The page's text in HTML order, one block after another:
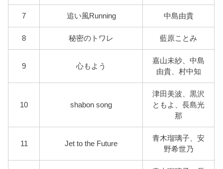
7 追い風Running 中島由貴
8 秘密のトワレ 藍原ことみ
9 心もよう
嘉山未紗、中島
由貴、村中知
10 shabon song
津田美波、黒沢
ともよ、長島光
那
11 Jet to the Future
青木瑠璃子、安
野希世乃